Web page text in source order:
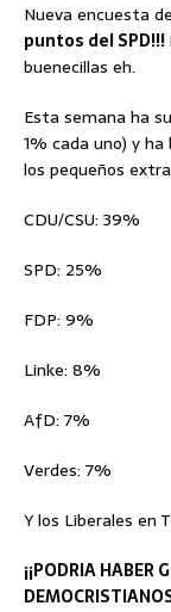
Nueva encuesta
puntos del SPD!!!
buenecillas eh.
Esta semana ha
1% cada uno) y ha
los pequeños
CDU/CSU: 39%
SPD: 25%
FDP: 9%
Linke: 8%
AfD: 7%
Verdes: 7%
Y los Liberales en
¡¡PODRIA HABER